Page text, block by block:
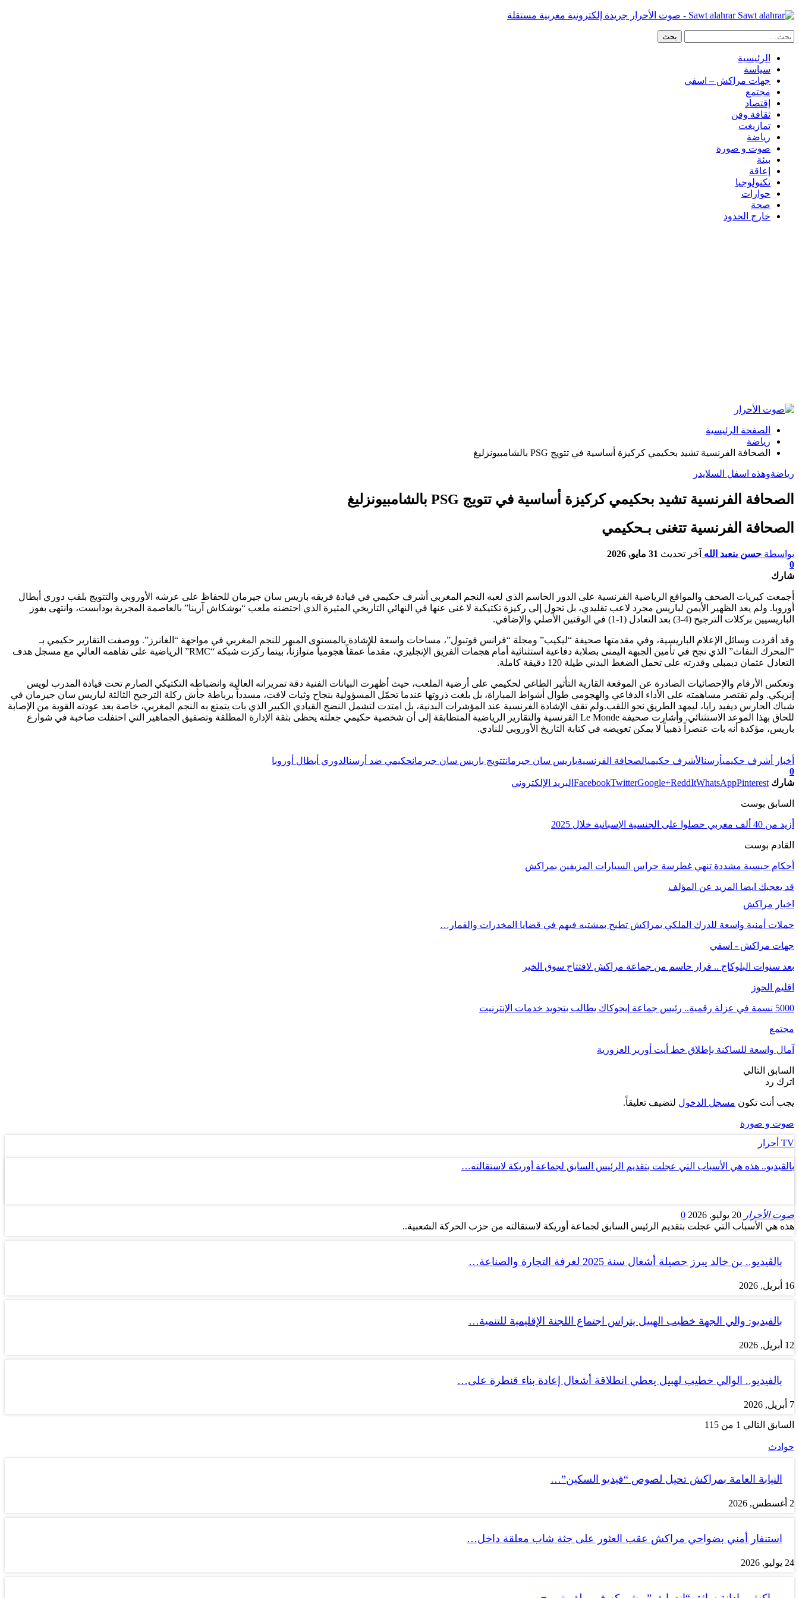
Sawt alahrar - صوت الأحرار جريدة إلكترونية مغربية مستقلة
الرئيسية
سياسة
جهات مراكش – اسفي
مجتمع
إقتصاد
ثقافة وفن
تمازيغت
رياضة
صوت و صورة
بيئة
إعاقة
تكنولوجيا
حوارات
صحة
خارج الحدود
الصفحة الرئيسية
رياضة
الصحافة الفرنسية تشيد بحكيمي كركيزة أساسية في تتويج PSG بالشامبيونزليغ
رياضةوهذه اسفل السلايدر
الصحافة الفرنسية تشيد بحكيمي كركيزة أساسية في تتويج PSG بالشامبيونزليغ
الصحافة الفرنسية تتغنى بـحكيمي
بواسطة حسن بنعبد الله آخر تحديث 31 مايو, 2026
0
شارك
أجمعت كبريات الصحف والمواقع الرياضية الفرنسية على الدور الحاسم الذي لعبه النجم المغربي أشرف حكيمي في قيادة فريقه باريس سان جيرمان للحفاظ على عرشه الأوروبي والتتويج بلقب دوري أبطال
أوروبا. ولم يعد الظهير الأيمن لباريس مجرد لاعب تقليدي، بل تحول إلى ركيزة تكتيكية لا غنى عنها في النهائي التاريخي المثيرة الذي احتضنه ملعب “بوشكاش آرينا” بالعاصمة المجرية بودابست، وانتهى بفوز
الباريسيين بركلات الترجيح (4-3) بعد التعادل (1-1) في الوقتين الأصلي والإضافي.
وقد أفردت وسائل الإعلام الباريسية، وفي مقدمتها صحيفة “ليكيب” ومجلة “فرانس فوتبول”، مساحات واسعة للإشادة بالمستوى المبهر للنجم المغربي في مواجهة “الغانرز”. ووصفت التقارير حكيمي بـ
“المحرك النفاث” الذي نجح في تأمين الجبهة اليمنى بصلابة دفاعية استثنائية أمام هجمات الفريق الإنجليزي، مقدماً عمقاً هجومياً متوازناً، بينما ركزت شبكة “RMC” الرياضية على تفاهمه العالي مع مسجل هدف
التعادل عثمان ديمبلي وقدرته على تحمل الضغط البدني طيلة 120 دقيقة كاملة.
وتعكس الأرقام والإحصائيات الصادرة عن الموقعة القارية التأثير الطاغي لحكيمي على أرضية الملعب، حيث أظهرت البيانات الفنية دقة تمريراته العالية وانضباطه التكتيكي الصارم تحت قيادة المدرب لويس
إنريكي. ولم تقتصر مساهمته على الأداء الدفاعي والهجومي طوال أشواط المباراة، بل بلغت ذروتها عندما تحمّل المسؤولية بنجاح وثبات لافت، مسدداً برباطة جأش ركلة الترجيح الثالثة لباريس سان جيرمان في
شباك الحارس ديفيد رايا، ليمهد الطريق نحو اللقب.ولم تقف الإشادة الفرنسية عند المؤشرات البدنية، بل امتدت لتشمل النضج القيادي الكبير الذي بات يتمتع به النجم المغربي، خاصة بعد عودته القوية من الإصابة
للحاق بهذا الموعد الاستثنائي. وأشارت صحيفة Le Monde الفرنسية والتقارير الرياضية المتطابقة إلى أن شخصية حكيمي جعلته يحظى بثقة الإدارة المطلقة وتصفيق الجماهير التي احتفلت صاخبة في شوارع
باريس، مؤكدة أنه بات عنصراً ذهبياً لا يمكن تعويضه في كتابة التاريخ الأوروبي للنادي.
أخبار أشرف حكيميأرسنالأشرف حكيميالصحافة الفرنسيةباريس سان جيرمانتتويج باريس سان جيرمانحكيمي ضد أرسنالدوري أبطال أوروبا
0
شارك
FacebookTwitterGoogle+ReddItWhatsAppPinterest البريد الإلكتروني
السابق بوست
أزيد من 40 ألف مغربي حصلوا على الجنسية الإسبانية خلال 2025
القادم بوست
أحكام حبسية مشددة تنهي غطرسة حراس السيارات المزيفين بمراكش
قد يعجبك ايضا المزيد عن المؤلف
اخبار مراكش
حملات أمنية واسعة للدرك الملكي بمراكش تطيح بمشتبه فيهم في قضايا المخدرات والقمار…
جهات مراكش - اسفي
بعد سنوات البلوكاج .. قرار حاسم من جماعة مراكش لافتتاح سوق الخير
اقليم الحوز
5000 نسمة في عزلة رقمية.. رئيس جماعة إيجوكاك يطالب بتجويد خدمات الإنترنيت
مجتمع
آمال واسعة للساكنة بإطلاق خط أيت أورير العزوزية
السابق التالي
اترك رد
يجب أنت تكون مسجل الدخول لتضيف تعليقاً.
صوت و صورة
TV أحرار
بالڤيديو.. هذه هي الأسباب التي عجلت بتقديم الرئيس السابق لجماعة أوريكة لاستقالته…
صوت الأحرار 20 يوليو, 2026
0
هذه هي الأسباب التي عجلت بتقديم الرئيس السابق لجماعة أوريكة لاستقالته من حزب الحركة الشعبية..
بالڤيديو.. بن خالد يبرز حصيلة أشغال سنة 2025 لغرفة التجارة والصناعة…
16 أبريل, 2026
بالفيديو: والي الجهة خطيب الهبيل يتراس اجتماع اللجنة الإقليمية للتنمية…
12 أبريل, 2026
بالفيديو.. الوالي خطيب لهبيل يعطي انطلاقة أشغال إعادة بناء قنطرة على…
7 أبريل, 2026
السابق التالي 1 من 115
حوادث
النيابة العامة بمراكش تحيل لصوص “فيديو السكين”…
2 أغسطس, 2026
استنفار أمني بضواحي مراكش عقب العثور على جثة شاب معلقة داخل…
24 يوليو, 2026